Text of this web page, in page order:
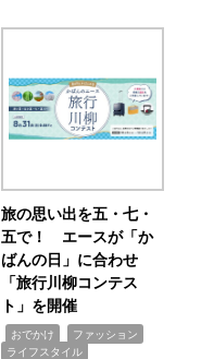
旅の思い出を五・七・
五で！ エースが「か
ばんの日」に合わせ
「旅行川柳コンテス
ト」を開催
おでかけ ファッション
ライフスタイル